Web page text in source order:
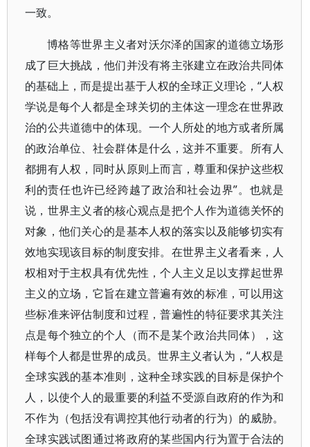
一致。
博格等世界主义者对沃尔泽的国家的道德立场形
成了巨大挑战，他们并没有将主张建立在政治共同体
的基础上，而是提出基于人权的全球正义理论，“人权
学说是每个人都是全球关切的主体这一理念在世界政
治的公共道德中的体现。一个人所处的地方或者所属
的政治单位、社会群体是什么，这并不重要。所有人
都拥有人权，同时从原则上而言，尊重和保护这些权
利的责任也许已经跨越了政治和社会边界”。也就是
说，世界主义者的核心观点是把个人作为道德关怀的
对象，他们关心的是基本人权的落实以及能够切实有
效地实现该目标的制度安排。在世界主义者看来，人
权相对于主权具有优先性，个人主义足以支撑起世界
主义的立场，它旨在建立普遍有效的标准，可以用这
些标准来评估制度和过程，普遍性的特征要求其关注
点是每个独立的个人（而不是某个政治共同体），这
样每个人都是世界的成员。世界主义者认为，“人权是
全球实践的基本准则，这种全球实践的目标是保护个
人，以使个人的最重要的利益不受源自政府的作为和
不作为（包括没有调控其他行动者的行为）的威胁。
全球实践试图通过将政府的某些国内行为置于合法的